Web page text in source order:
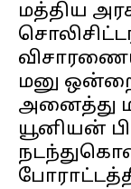
மத்திய
மனு
அனைத்து
யூனியன்